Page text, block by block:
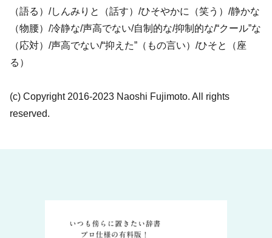
（語る）/しんみりと（話す）/ひそやかに（笑う）/静かな
（物腰）/冷静な/声高でない/自制的な/抑制的な/“クール”な
（応対）/声高でない/“抑えた”（もの言い）/ひそと（座
る）
(c) Copyright 2016-2023 Naoshi Fujimoto. All rights
reserved.